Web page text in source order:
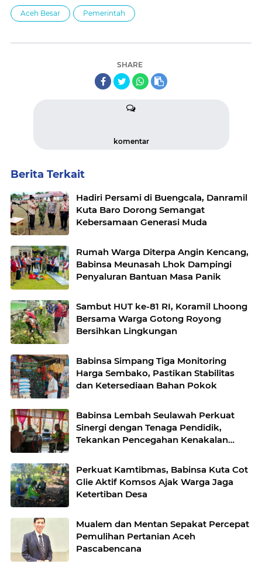
Aceh Besar Pemerintah
SHARE
komentar
Berita Terkait
Hadiri Persami di Buengcala, Danramil
Kuta Baro Dorong Semangat
Kebersamaan Generasi Muda
Rumah Warga Diterpa Angin Kencang,
Babinsa Meunasah Lhok Dampingi
Penyaluran Bantuan Masa Panik
Sambut HUT ke-81 RI, Koramil Lhoong
Bersama Warga Gotong Royong
Bersihkan Lingkungan
Babinsa Simpang Tiga Monitoring
Harga Sembako, Pastikan Stabilitas
dan Ketersediaan Bahan Pokok
Babinsa Lembah Seulawah Perkuat
Sinergi dengan Tenaga Pendidik,
Tekankan Pencegahan Kenakalan
Perkuat Kamtibmas, Babinsa Kuta Cot
Glie Aktif Komsos Ajak Warga Jaga
Ketertiban Desa
Mualem dan Mentan Sepakat Percepat
Pemulihan Pertanian Aceh
Pascabencana